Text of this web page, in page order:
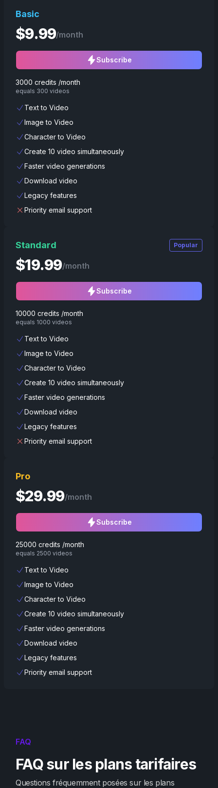
Basic
$9.99/month
Subscribe
3000 credits /month
equals 300 videos
Text to Video
Image to Video
Character to Video
Create 10 video simultaneously
Faster video generations
Download video
Legacy features
Priority email support
Standard Popular
$19.99/month
Subscribe
10000 credits /month
equals 1000 videos
Text to Video
Image to Video
Character to Video
Create 10 video simultaneously
Faster video generations
Download video
Legacy features
Priority email support
Pro
$29.99/month
Subscribe
25000 credits /month
equals 2500 videos
Text to Video
Image to Video
Character to Video
Create 10 video simultaneously
Faster video generations
Download video
Legacy features
Priority email support
FAQ
FAQ sur les plans tarifaires
Questions fréquemment posées sur les plans